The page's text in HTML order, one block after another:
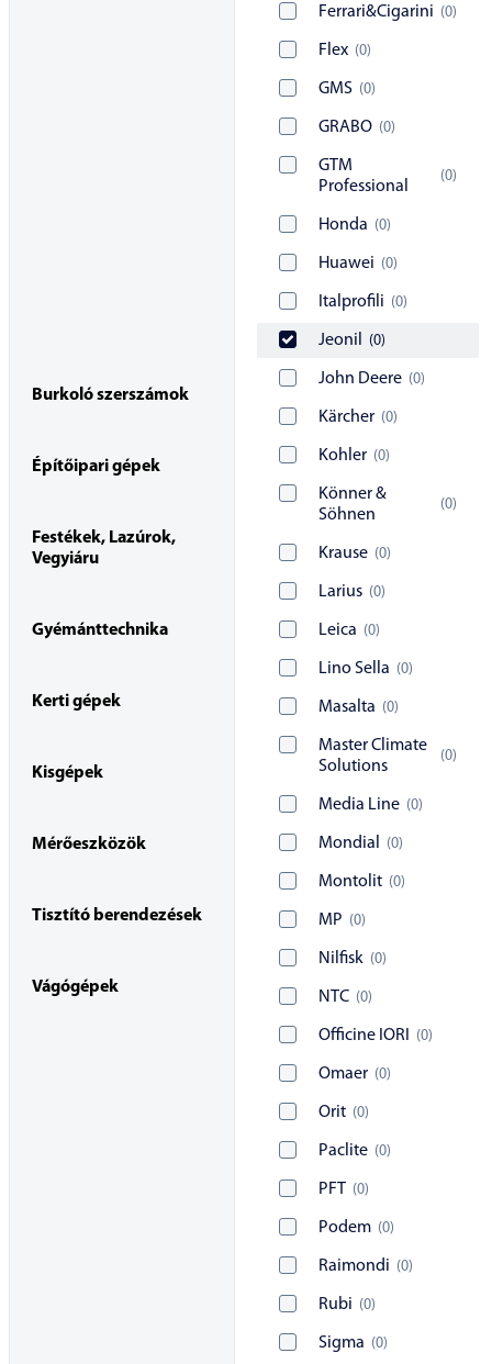
Ferrari&Cigarini (0)
Flex (0)
GMS (0)
GRABO (0)
GTM
Professional
(0)
Honda (0)
Huawei (0)
Italprofili (0)
Jeonil (0)
John Deere (0)
Kärcher (0)
Kohler (0)
Könner &
Söhnen
(0)
Krause (0)
Larius (0)
Leica (0)
Lino Sella (0)
Masalta (0)
Master Climate
Solutions
(0)
Media Line (0)
Mondial (0)
Montolit (0)
MP (0)
Nilfisk (0)
NTC (0)
Officine IORI (0)
Omaer (0)
Orit (0)
Paclite (0)
PFT (0)
Podem (0)
Raimondi (0)
Rubi (0)
Sigma (0)
Burkoló szerszámok
Építőipari gépek
Festékek, Lazúrok,
Vegyiáru
Gyémánttechnika
Kerti gépek
Kisgépek
Mérőeszközök
Tisztító berendezések
Vágógépek